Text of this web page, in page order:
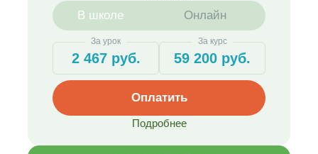
В школе Онлайн
За урок
2 467 руб.
За курс
59 200 руб.
Оплатить
Подробнее